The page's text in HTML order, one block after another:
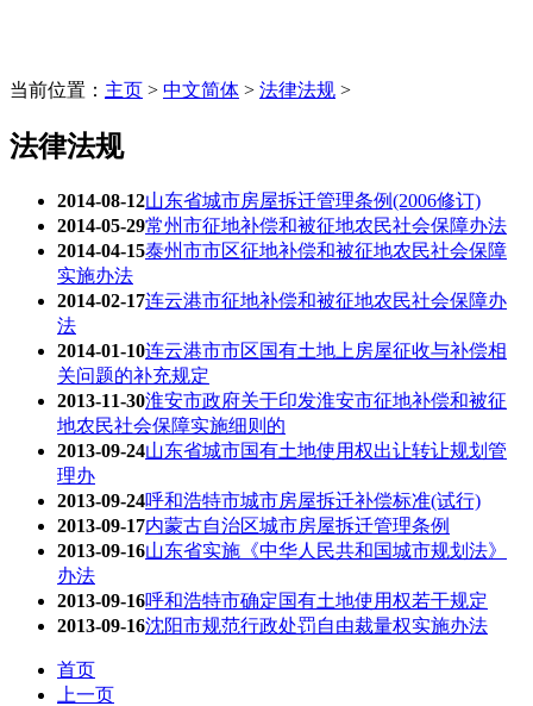
当前位置： 主页 > 中文简体 > 法律法规 >
法律法规
2014-08-12山东省城市房屋拆迁管理条例(2006修订)
2014-05-29常州市征地补偿和被征地农民社会保障办法
2014-04-15泰州市市区征地补偿和被征地农民社会保障
实施办法
2014-02-17连云港市征地补偿和被征地农民社会保障办
法
2014-01-10连云港市市区国有土地上房屋征收与补偿相
关问题的补充规定
2013-11-30淮安市政府关于印发淮安市征地补偿和被征
地农民社会保障实施细则的
2013-09-24山东省城市国有土地使用权出让转让规划管
理办
2013-09-24呼和浩特市城市房屋拆迁补偿标准(试行)
2013-09-17内蒙古自治区城市房屋拆迁管理条例
2013-09-16山东省实施《中华人民共和国城市规划法》
办法
2013-09-16呼和浩特市确定国有土地使用权若干规定
2013-09-16沈阳市规范行政处罚自由裁量权实施办法
首页
上一页